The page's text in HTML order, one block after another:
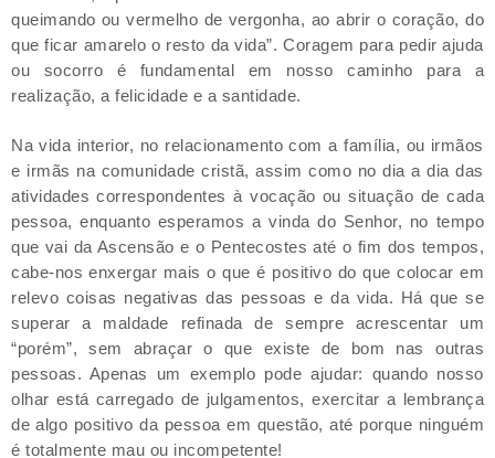
queimando ou vermelho de vergonha, ao abrir o coração, do
que ficar amarelo o resto da vida”. Coragem para pedir ajuda
ou socorro é fundamental em nosso caminho para a
realização, a felicidade e a santidade.
Na vida interior, no relacionamento com a família, ou irmãos
e irmãs na comunidade cristã, assim como no dia a dia das
atividades correspondentes à vocação ou situação de cada
pessoa, enquanto esperamos a vinda do Senhor, no tempo
que vai da Ascensão e o Pentecostes até o fim dos tempos,
cabe-nos enxergar mais o que é positivo do que colocar em
relevo coisas negativas das pessoas e da vida. Há que se
superar a maldade refinada de sempre acrescentar um
“porém”, sem abraçar o que existe de bom nas outras
pessoas. Apenas um exemplo pode ajudar: quando nosso
olhar está carregado de julgamentos, exercitar a lembrança
de algo positivo da pessoa em questão, até porque ninguém
é totalmente mau ou incompetente!